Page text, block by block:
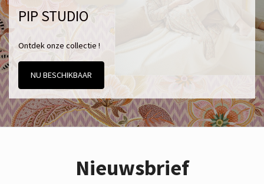
PIP STUDIO
Ontdek onze collectie !
NU BESCHIKBAAR
Nieuwsbrief